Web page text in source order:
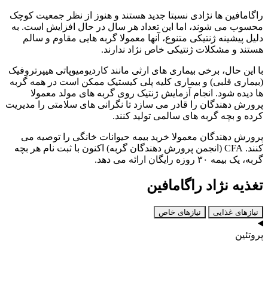
راگامافین‌ ها نژادی نسبتا جدید هستند و هنوز از نظر جمعیت کوچک
محسوب می‌ شوند، اما این تعداد هر سال در حال افزایش است. به
دلیل پیشینه ژنتیکی متنوع، آنها معمولا گربه‌ هایی مقاوم و سالم
هستند و مشکلات ژنتیکی خاص نژاد ندارند.
با این حال، برخی بیماری‌ های ارثی مانند کاردیومیوپاتی هیپرتروفیک
(بیماری قلبی) و بیماری کلیه پلی‌ کیستیک ممکن است در همه گربه‌
ها دیده شود. انجام آزمایش ژنتیک روی گربه‌ های مولد معمولا
پرورش‌ دهندگان را قادر می‌ سازد تا نگرانی‌ های سلامتی را مدیریت
کرده و بچه‌ گربه‌ های سالمی تولید کنند.
پرورش‌ دهندگان معمولا خرید بیمه حیوانات خانگی را توصیه می‌
کنند. CFA (انجمن پرورش‌ دهندگان گربه) اکنون با ثبت‌ نام هر بچه‌
گربه، یک بیمه ۳۰ روزه رایگان ارائه می‌ دهد.
تغذیه نژاد راگامافین
نیازهای غذایی نیازهای خاص
پروتئین